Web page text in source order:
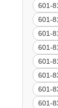
601-
601-
601-
601-
601-
601-
601-
601-